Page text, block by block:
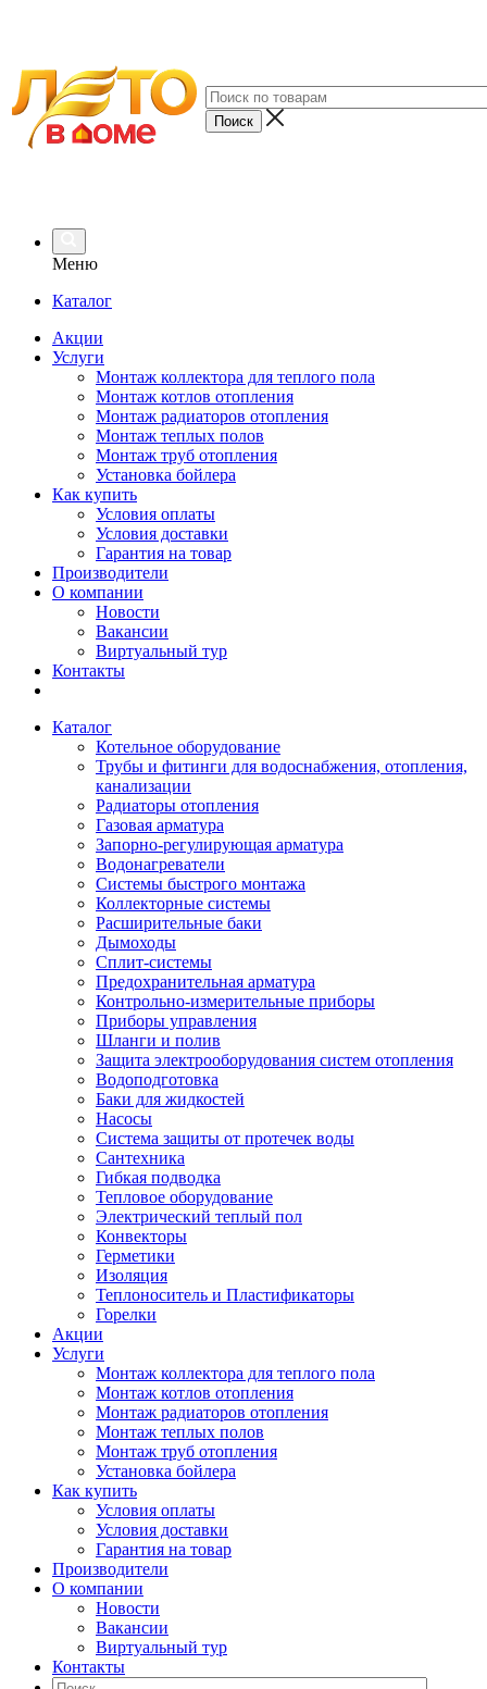
Меню
Каталог
Акции
Услуги
Монтаж коллектора для теплого пола
Монтаж котлов отопления
Монтаж радиаторов отопления
Монтаж теплых полов
Монтаж труб отопления
Установка бойлера
Как купить
Условия оплаты
Условия доставки
Гарантия на товар
Производители
О компании
Новости
Вакансии
Виртуальный тур
Контакты
Каталог
Котельное оборудование
Трубы и фитинги для водоснабжения, отопления,
канализации
Радиаторы отопления
Газовая арматура
Запорно-регулирующая арматура
Водонагреватели
Системы быстрого монтажа
Коллекторные системы
Расширительные баки
Дымоходы
Сплит-системы
Предохранительная арматура
Контрольно-измерительные приборы
Приборы управления
Шланги и полив
Защита электрооборудования систем отопления
Водоподготовка
Баки для жидкостей
Насосы
Система защиты от протечек воды
Сантехника
Гибкая подводка
Тепловое оборудование
Электрический теплый пол
Конвекторы
Герметики
Изоляция
Теплоноситель и Пластификаторы
Горелки
Акции
Услуги
Монтаж коллектора для теплого пола
Монтаж котлов отопления
Монтаж радиаторов отопления
Монтаж теплых полов
Монтаж труб отопления
Установка бойлера
Как купить
Условия оплаты
Условия доставки
Гарантия на товар
Производители
О компании
Новости
Вакансии
Виртуальный тур
Контакты